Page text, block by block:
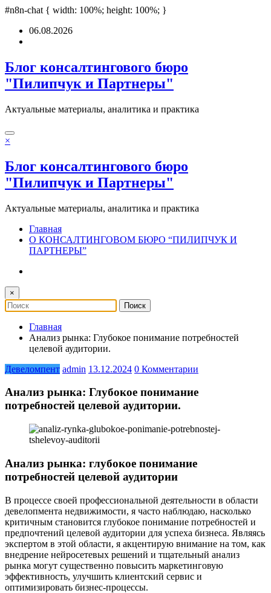
casino siteleri deneme bonusuPadişahbetonline casinos
#n8n-chat { width: 100%; height: 100%; }
Перейти06.08.2026
Блог консалтингового бюро
"Пилипчук и Партнеры"
Актуальные материалы, аналитика и практика
×
Блог консалтингового бюро
"Пилипчук и Партнеры"
Актуальные материалы, аналитика и практика
Главная
О КОНСАЛТИНГОВОМ БЮРО “ПИЛИПЧУК И
ПАРТНЕРЫ”
×
Главная
Анализ рынка: Глубокое понимание потребностей
целевой аудитории.
Девеломпент admin 13.12.2024 0 Комментарии
Анализ рынка: Глубокое понимание
потребностей целевой аудитории.
Анализ рынка: глубокое понимание
потребностей целевой аудитории
В процессе своей профессиональной деятельности в области
девелопмента недвижимости, я часто наблюдаю, насколько
критичным становится глубокое понимание потребностей и
предпочтений целевой аудитории для успеха бизнеса. Являясь
экспертом в этой области, я акцентирую внимание на том, как
внедрение нейросетевых решений и тщательный анализ
рынка могут существенно повысить маркетинговую
эффективность, улучшить клиентский сервис и
оптимизировать бизнес-процессы.